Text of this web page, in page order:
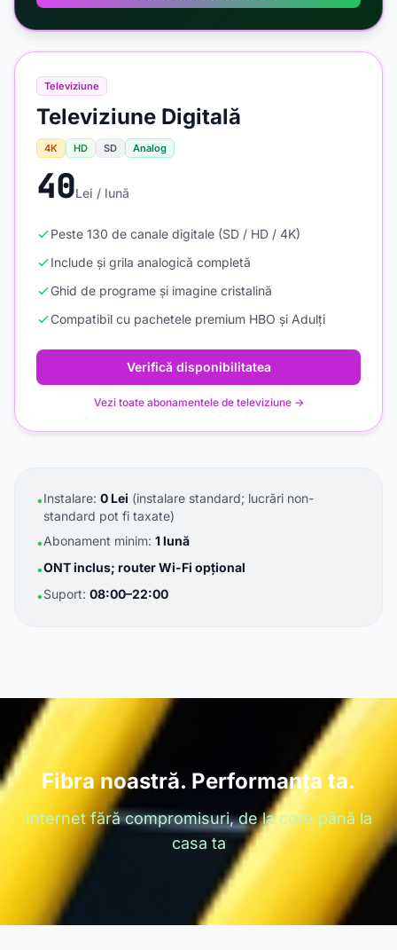
Televiziune
Televiziune Digitală
4K HD SD Analog
40Lei / lună
Peste 130 de canale digitale (SD / HD / 4K)
Include și grila analogică completă
Ghid de programe și imagine cristalină
Compatibil cu pachetele premium HBO și Adulți
Verifică disponibilitatea
Vezi toate abonamentele de televiziune →
•Instalare: 0 Lei (instalare standard; lucrări non-
standard pot fi taxate)
•Abonament minim: 1 lună
•ONT inclus; router Wi-Fi opțional
•Suport: 08:00–22:00
Fibra noastră. Performanța ta.
Internet fără compromisuri, de la core până la
casa ta